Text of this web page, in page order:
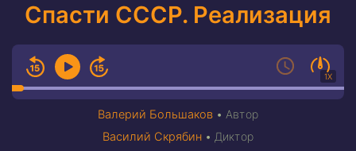
Спасти СССР. Реализация
1X
Валерий Большаков •Автор
Василий Скрябин •Диктор